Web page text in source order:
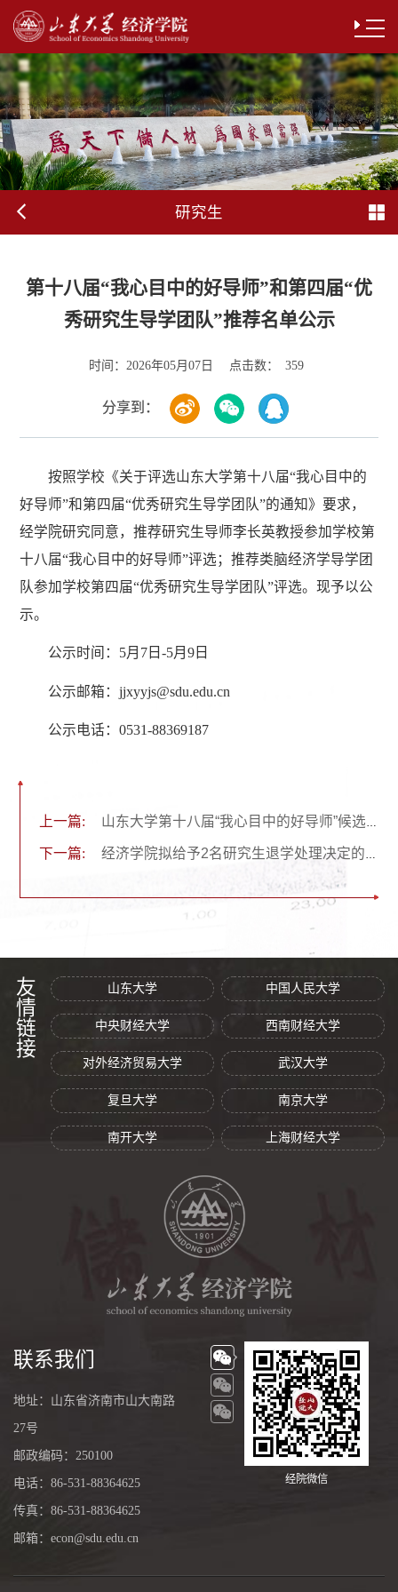
研究生
第十八届“我心目中的好导师”和第四届“优
秀研究生导学团队”推荐名单公示
时间： 2026年05月07日 点击数： 359
分享到：
按照学校《关于评选山东大学第十八届“我心目中的
好导师”和第四届“优秀研究生导学团队”的通知》要求，
经学院研究同意，推荐研究生导师李长英教授参加学校第
十八届“我心目中的好导师”评选；推荐类脑经济学导学团
队参加学校第四届“优秀研究生导学团队”评选。现予以公
示。
公示时间：5月7日-5月9日
公示邮箱：jjxyyjs@sdu.edu.cn
公示电话：0531-88369187
上一篇: 山东大学第十八届“我心目中的好导师”候选人——李长英
下一篇: 经济学院拟给予2名研究生退学处理决定的公告
友情链接 山东大学 中国人民大学
中央财经大学 西南财经大学
对外经济贸易大学 武汉大学
复旦大学 南京大学
南开大学 上海财经大学
联系我们
地址：山东省济南市山大南路
27号
邮政编码：250100
电话：86-531-88364625
传真：86-531-88364625
邮箱：econ@sdu.edu.cn
经院微信